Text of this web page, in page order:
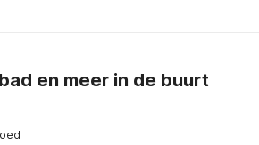
en meer in de buurt